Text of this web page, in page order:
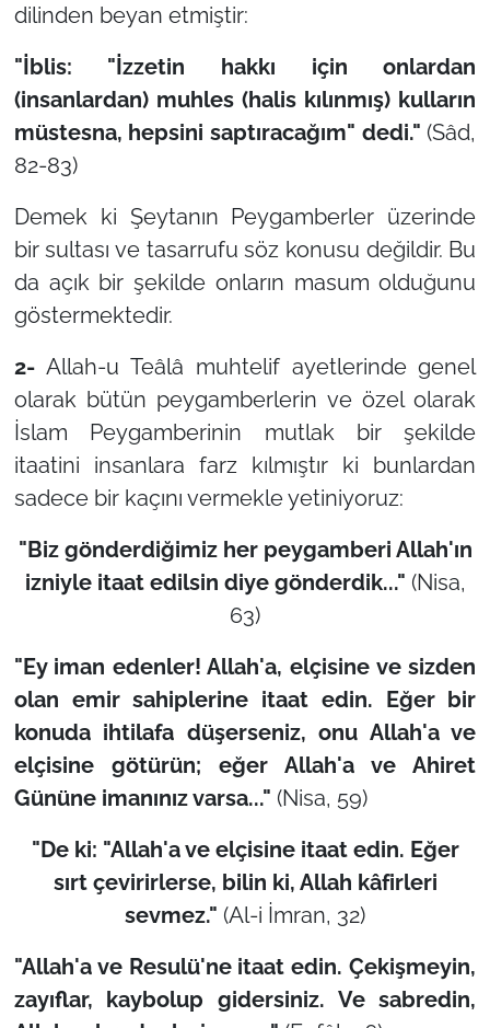
dilinden beyan etmiştir:
"İblis: "İzzetin hakkı için onlardan
(insanlardan) muhles (halis kılınmış) kulların
müstesna, hepsini saptıracağım" dedi." (Sâd,
82-83)
Demek ki Şeytanın Peygamberler üzerinde
bir sultası ve tasarrufu söz konusu değildir. Bu
da açık bir şekilde onların masum olduğunu
göstermektedir.
2-Allah-u Teâlâ muhtelif ayetlerinde genel
olarak bütün peygamberlerin ve özel olarak
İslam Peygamberinin mutlak bir şekilde
itaatini insanlara farz kılmıştır ki bunlardan
sadece bir kaçını vermekle yetiniyoruz:
"Biz gönderdiğimiz her peygamberi Allah'ın
izniyle itaat edilsin diye gönderdik..." (Nisa,
63)
"Ey iman edenler! Allah'a, elçisine ve sizden
olan emir sahiplerine itaat edin. Eğer bir
konuda ihtilafa düşerseniz, onu Allah'a ve
elçisine götürün; eğer Allah'a ve Ahiret
Gününe imanınız varsa..." (Nisa, 59)
"De ki: "Allah'a ve elçisine itaat edin. Eğer
sırt çevirirlerse, bilin ki, Allah kâfirleri
sevmez." (Al-i İmran, 32)
"Allah'a ve Resulü'ne itaat edin. Çekişmeyin,
zayıflar, kaybolup gidersiniz. Ve sabredin,